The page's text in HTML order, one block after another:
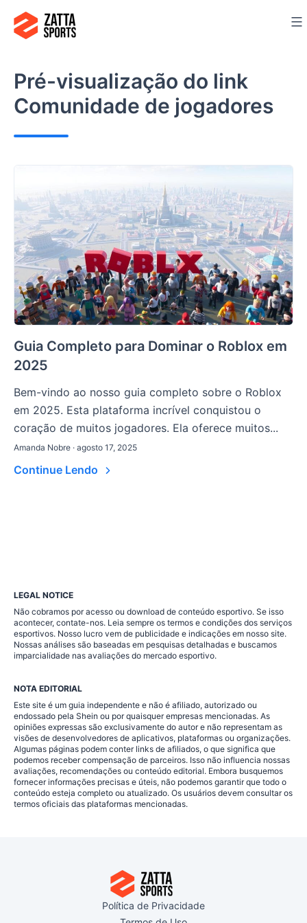
para
conteúdo
Pré-visualização do link
Comunidade de jogadores
Guia Completo para Dominar o Roblox em
2025
Bem-vindo ao nosso guia completo sobre o Roblox
em 2025. Esta plataforma incrível conquistou o
coração de muitos jogadores. Ela oferece muitos...
Amanda Nobre · agosto 17, 2025
Continue Lendo
LEGAL NOTICE
Não cobramos por acesso ou download de conteúdo esportivo. Se isso
acontecer, contate-nos. Leia sempre os termos e condições dos serviços
esportivos. Nosso lucro vem de publicidade e indicações em nosso site.
Nossas análises são baseadas em pesquisas detalhadas e buscamos
imparcialidade nas avaliações do mercado esportivo.
NOTA EDITORIAL
Este site é um guia independente e não é afiliado, autorizado ou
endossado pela Shein ou por quaisquer empresas mencionadas. As
opiniões expressas são exclusivamente do autor e não representam as
visões de desenvolvedores de aplicativos, plataformas ou organizações.
Algumas páginas podem conter links de afiliados, o que significa que
podemos receber compensação de parceiros. Isso não influencia nossas
avaliações, recomendações ou conteúdo editorial. Embora busquemos
fornecer informações precisas e úteis, não podemos garantir que todo o
conteúdo esteja completo ou atualizado. Os usuários devem consultar os
termos oficiais das plataformas mencionadas.
Política de Privacidade